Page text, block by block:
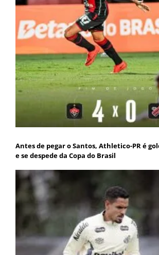
Antes de pegar o Santos, Athletico-PR é
e se despede da Copa do Brasil